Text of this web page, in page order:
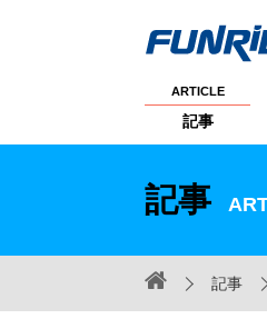
ARTICLE
記事
記事
記事